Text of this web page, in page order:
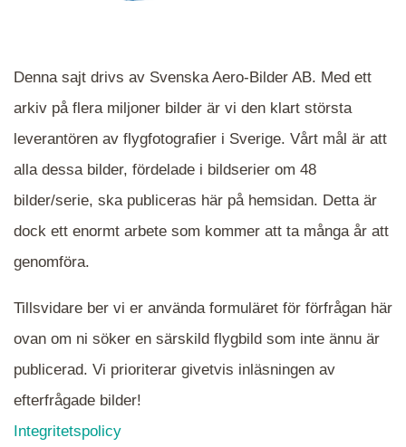
När du ser blåa, röda eller gröna mappar är det
en serie i varje. Dra i kartan för att komma
närmare det område Du söker och klicka på
mappen.
Denna sajt drivs av Svenska Aero-Bilder AB. Med ett
arkiv på flera miljoner bilder är vi den klart största
leverantören av flygfotografier i Sverige. Vårt mål är att
alla dessa bilder, fördelade i bildserier om 48
bilder/serie, ska publiceras här på hemsidan. Detta är
dock ett enormt arbete som kommer att ta många år att
genomföra.
Tillsvidare ber vi er använda formuläret för förfrågan här
ovan om ni söker en särskild flygbild som inte ännu är
publicerad. Vi prioriterar givetvis inläsningen av
efterfrågade bilder!
Integritetspolicy